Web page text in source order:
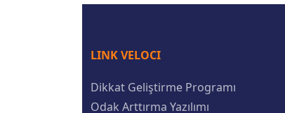
LINK VELOCI
Dikkat Geliştirme Programı
Odak Arttırma Yazılımı